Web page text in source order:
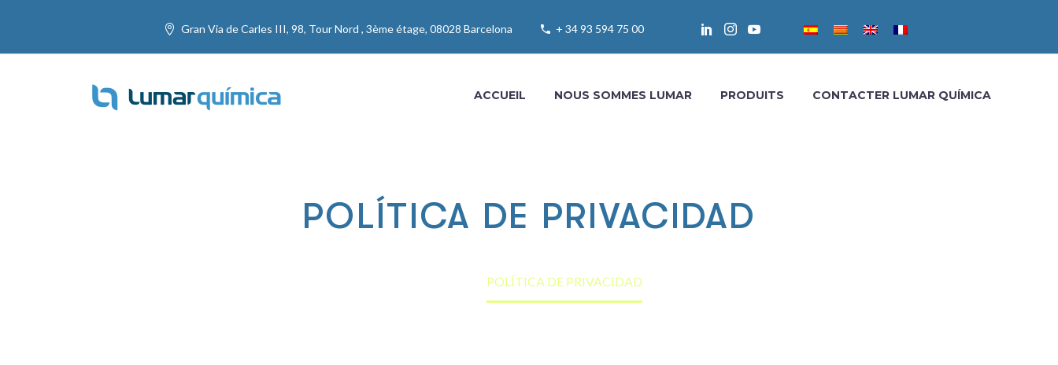
Gran Via de Carles III, 98, Tour Nord , 3ème étage, 08028 Barcelona + 34 93 594 75 00
ACCUEIL NOUS SOMMES LUMAR PRODUITS CONTACTER LUMAR QUÍMICA
POLÍTICA DE PRIVACIDAD
POLÍTICA DE PRIVACIDAD